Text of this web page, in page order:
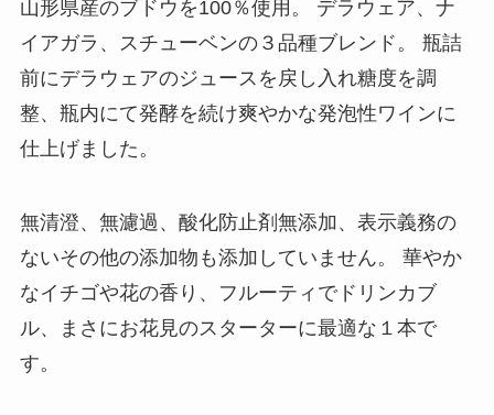
山形県産のブドウを100％使用。 デラウェア、ナ
イアガラ、スチューベンの３品種ブレンド。 瓶詰
前にデラウェアのジュースを戻し入れ糖度を調
整、瓶内にて発酵を続け爽やかな発泡性ワインに
仕上げました。
無清澄、無濾過、酸化防止剤無添加、表示義務の
ないその他の添加物も添加していません。 華やか
なイチゴや花の香り、フルーティでドリンカブ
ル、まさにお花見のスターターに最適な１本で
す。